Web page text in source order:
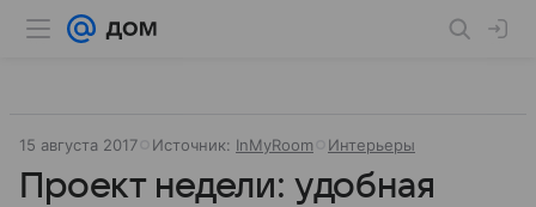
15 августа 2017 Источник: InMyRoom Интерьеры
Проект недели: удобная